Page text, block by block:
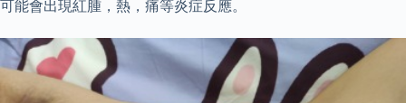
可能會出現紅腫，熱，痛等炎症反應。